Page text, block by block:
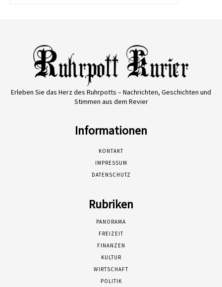
Erleben Sie das Herz des Ruhrpotts – Nachrichten, Geschichten und
Stimmen aus dem Revier
Informationen
KONTAKT
IMPRESSUM
DATENSCHUTZ
Rubriken
PANORAMA
FREIZEIT
FINANZEN
KULTUR
WIRTSCHAFT
POLITIK